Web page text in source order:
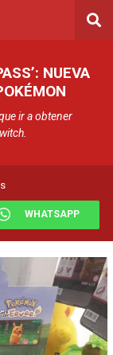
NUEVA
ir a obtener
WHATSAPP